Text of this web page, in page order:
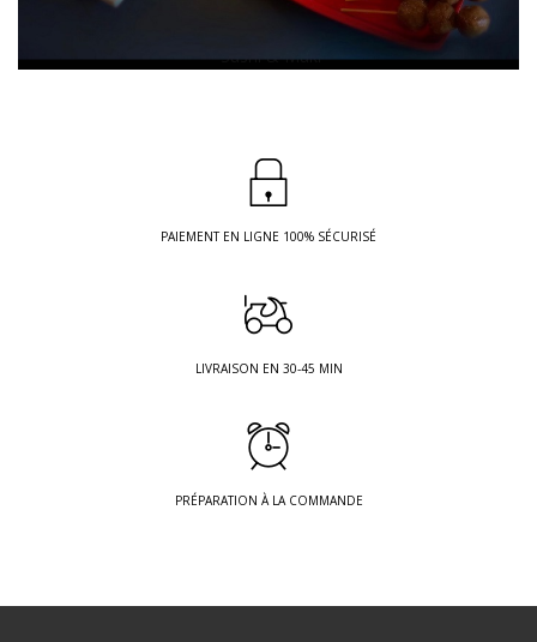
Sushi & Maki
PAIEMENT EN LIGNE 100% SÉCURISÉ
LIVRAISON EN 30-45 MIN
PRÉPARATION À LA COMMANDE